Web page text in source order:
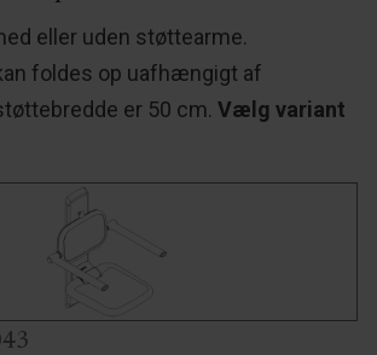
eller uden støttearme.
foldes op uafhængigt af
er 50 cm. Vælg variant